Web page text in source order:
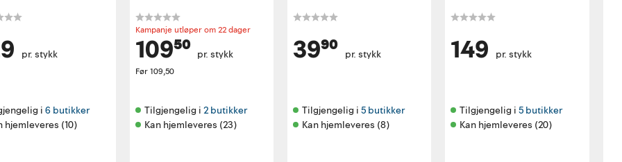
pr. stykk
i 6 butikker
hjemleveres (10)
Kampanje utløper om 22 dager
109⁵⁰ pr. stykk
Før 109,50
Tilgjengelig i 2 butikker
Kan hjemleveres (23)
39⁹⁰ pr. stykk
Tilgjengelig i 5 butikker
Kan hjemleveres (8)
149 pr. stykk
Tilgjengelig i 5 butikker
Kan hjemleveres (20)